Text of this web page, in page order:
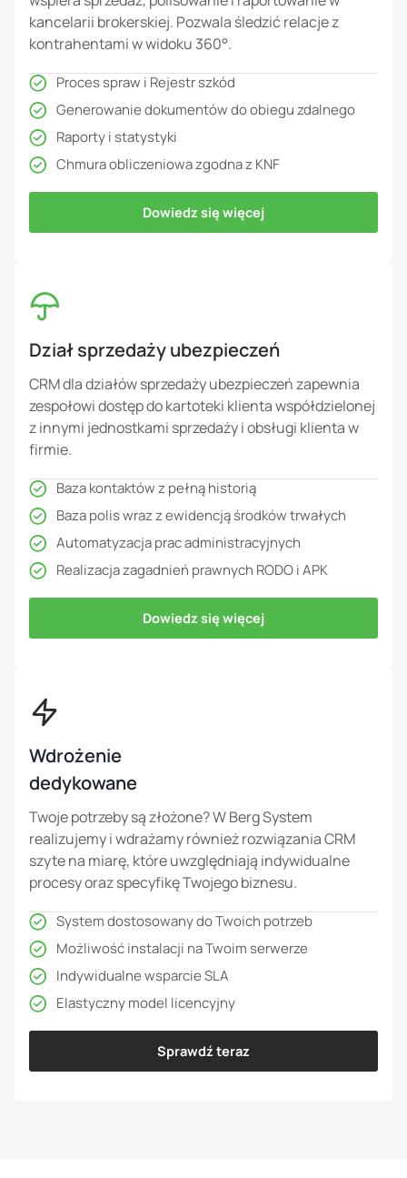
kancelarii brokerskiej. Pozwala śledzić relacje z
kontrahentami w widoku 360°.
Proces spraw i Rejestr szkód
Generowanie dokumentów do obiegu zdalnego
Raporty i statystyki
Chmura obliczeniowa zgodna z KNF
Dowiedz się więcej
Dział sprzedaży ubezpieczeń
CRM dla działów sprzedaży ubezpieczeń zapewnia
zespołowi dostęp do kartoteki klienta współdzielonej
z innymi jednostkami sprzedaży i obsługi klienta w
firmie.
Baza kontaktów z pełną historią
Baza polis wraz z ewidencją środków trwałych
Automatyzacja prac administracyjnych
Realizacja zagadnień prawnych RODO i APK
Dowiedz się więcej
Wdrożenie
dedykowane
Twoje potrzeby są złożone? W Berg System
realizujemy i wdrażamy również rozwiązania CRM
szyte na miarę, które uwzględniają indywidualne
procesy oraz specyfikę Twojego biznesu.
System dostosowany do Twoich potrzeb
Możliwość instalacji na Twoim serwerze
Indywidualne wsparcie SLA
Elastyczny model licencyjny
Sprawdź teraz